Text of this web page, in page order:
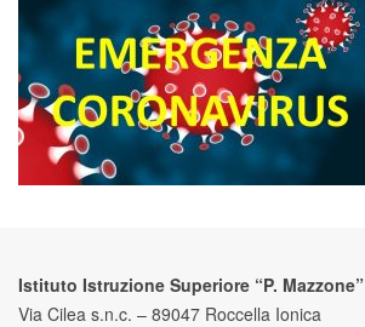
Istituto Istruzione Superiore “P. Mazzone”
Via Cilea s.n.c. – 89047 Roccella Ionica